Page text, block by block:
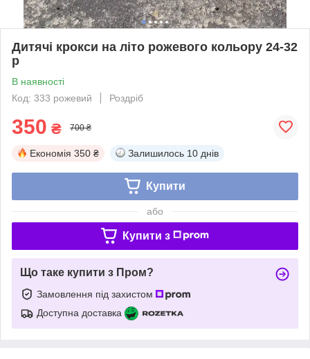
Дитячі крокси на літо рожевого кольору 24-32
р
В наявності
Код: 333 рожевий
Роздріб
350 ₴ 700 ₴
Економія 350 ₴ Залишилось 10 днів
Купити
або
Купити з
Що таке купити з Пром?
Замовлення під захистом
Доступна доставка